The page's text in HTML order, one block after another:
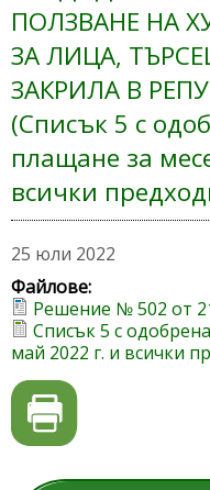
ПОЛЗВАНЕ НА
ЗА ЛИЦА,
ЗАКРИЛА В
(Списък 5 с
плащане за
всички
25 юли 2022
Файлове:
Решение № 502 от
Списък 5 с
май 2022 г. и всички